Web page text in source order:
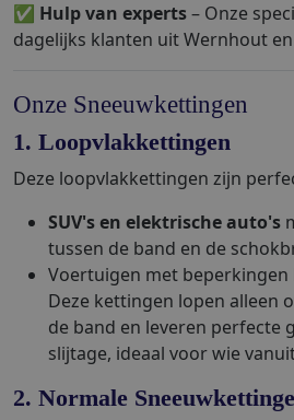
✅ Hulp van experts– Onze
dagelijks klanten uit Wernhout
Onze Sneeuwkettingen
1. Loopvlakkettingen
Deze loopvlakkettingen zijn
SUV's en elektrische auto's
tussen de band en de
Voertuigen met beperkingen
Deze kettingen lopen alleen
de band en leveren perfecte
slijtage, ideaal voor wie
2. Normale